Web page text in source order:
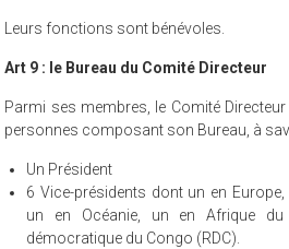
Leurs fonctions sont bénévoles.
Art 9 : le Bureau du Comité Directeur
Parmi ses membres, le Comité
personnes composant son Bureau, à
Un Président
6 Vice-présidents dont un en
un en Océanie, un en Afrique
démocratique du Congo (RDC).